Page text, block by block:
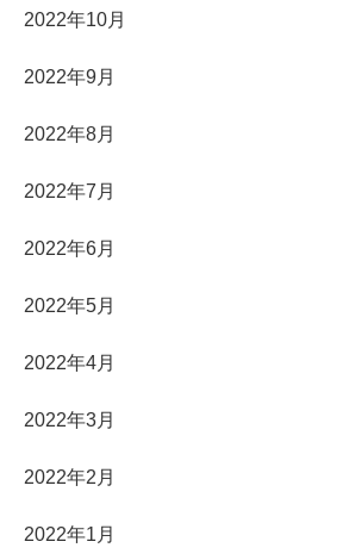
2022年10月
2022年9月
2022年8月
2022年7月
2022年6月
2022年5月
2022年4月
2022年3月
2022年2月
2022年1月